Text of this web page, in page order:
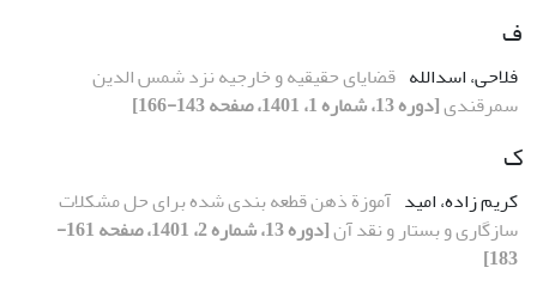
ف
فلاحی، اسد‌الله قضایای حقیقیه و خارجیه نزد شمس الدین
سمرقندی[دوره 13، شماره 1، 1401، صفحه 143-166]
ک
کریم زاده، امید آموزة ذهن قطعه بندی شده برای حل مشکلات
سازگاری و بستار و نقد آن
[دوره 13، شماره 2، 1401، صفحه 161-
183]